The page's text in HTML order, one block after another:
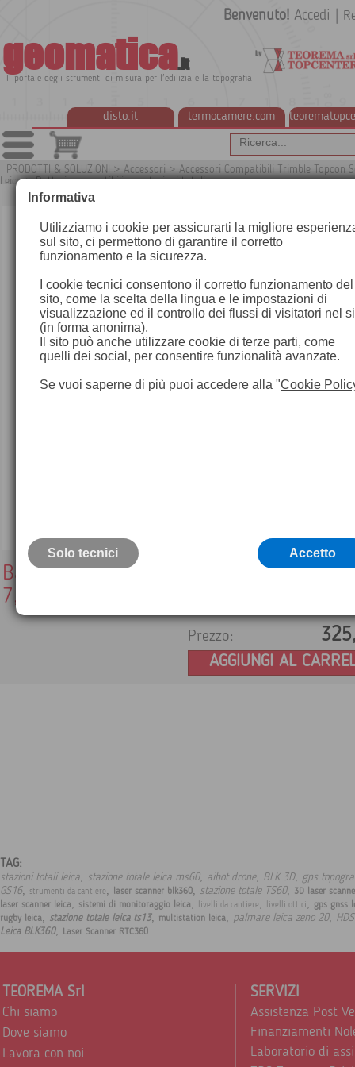
geomatica.it
Il portale degli strumenti di misura per l'edilizia e la topografia
disto.it termocamere.com
Benvenuto! Accedi
PRODOTTI & SOLUZIONI > Accessori > Accessori Compatibili Trimble Topcon
Leica>Batterie compatibili per stazioni totali
Batteria Topcon compatibile BT50Q Ni-
7,2V / 2700maH
Prezzo:
AGGIUNGI AL
TAG:
stazioni totali leica, stazione totale leica ms60, aibot drone, BLK 3D, gps
GS16, strumenti da cantiere, laser scanner blk360, stazione totale TS60, 3D laser
laser scanner leica, sistemi di monitoraggio leica, livelli da cantiere, livelli ottici, gps gnss
rugby leica, stazione totale leica ts13, multistation leica, palmare leica zeno 20,
Leica BLK360, Laser Scanner RTC360.
TEOREMA Srl
Chi siamo
Dove siamo
Lavora con noi
SERVIZI
Assistenza Post
Finanziamenti
Laboratorio di
Informativa
Utilizziamo i cookie per assicurarti la migliore
sul sito, ci permettono di garantire il corretto
funzionamento e la sicurezza.
I cookie tecnici consentono il corretto funzionamento del
sito, come la scelta della lingua e le impostazioni di
visualizzazione ed il controllo dei flussi di visitatori nel
(in forma anonima).
Il sito può anche utilizzare cookie di terze parti, come
quelli dei social, per consentire funzionalità avanzate.
Se vuoi saperne di più puoi accedere alla "Cookie
Solo tecnici Accetto